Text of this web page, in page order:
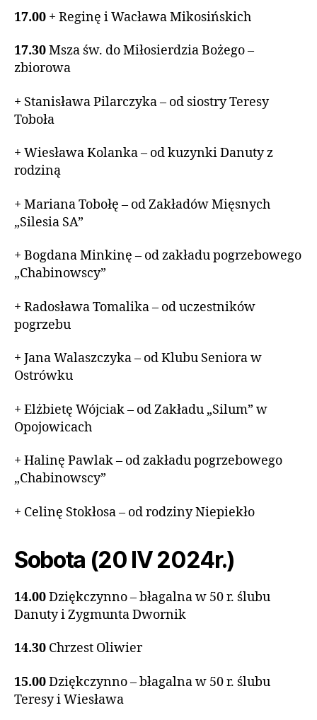
17.00 + Reginę i Wacława Mikosińskich
17.30Msza św. do Miłosierdzia Bożego –
zbiorowa
+ Stanisława Pilarczyka – od siostry Teresy
Toboła
+ Wiesława Kolanka – od kuzynki Danuty z
rodziną
+ Mariana Tobołę – od Zakładów Mięsnych
„Silesia SA”
+ Bogdana Minkinę – od zakładu pogrzebowego
„Chabinowscy”
+ Radosława Tomalika – od uczestników
pogrzebu
+ Jana Walaszczyka – od Klubu Seniora w
Ostrówku
+ Elżbietę Wójciak – od Zakładu „Silum” w
Opojowicach
+ Halinę Pawlak – od zakładu pogrzebowego
„Chabinowscy”
+ Celinę Stokłosa – od rodziny Niepiekło
Sobota (20 IV 2024r.)
14.00Dziękczynno – błagalna w 50 r. ślubu
Danuty i Zygmunta Dwornik
14.30 Chrzest Oliwier
15.00Dziękczynno – błagalna w 50 r. ślubu
Teresy i Wiesława